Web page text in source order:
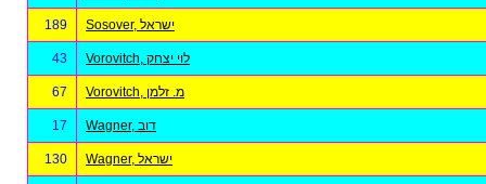
189 Sosover, ישראל
43 Vorovitch, לוי יצחק
67 Vorovitch, מ. זלמן
17 Wagner, דוב
130 Wagner, ישראל